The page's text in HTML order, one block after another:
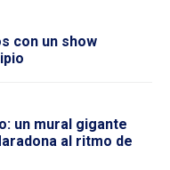
con un show
un mural gigante
al ritmo de